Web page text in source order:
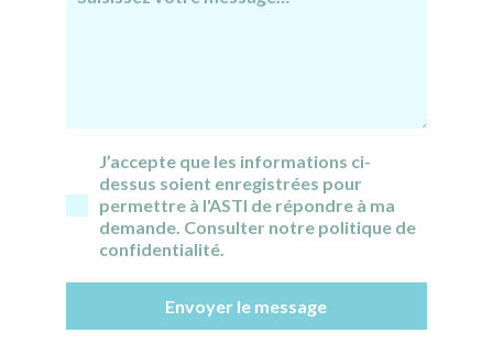
J’accepte que les informations ci-
dessus soient enregistrées pour
permettre à l'ASTI de répondre à ma
demande. Consulter notre politique de
confidentialité.
Envoyer le message